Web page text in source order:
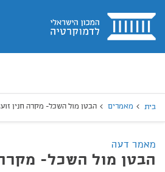
בית
בית מאמרים הבטן מול השכל- מקרה חנין
מאמר דעה
הבטן מול השכל- מקרה